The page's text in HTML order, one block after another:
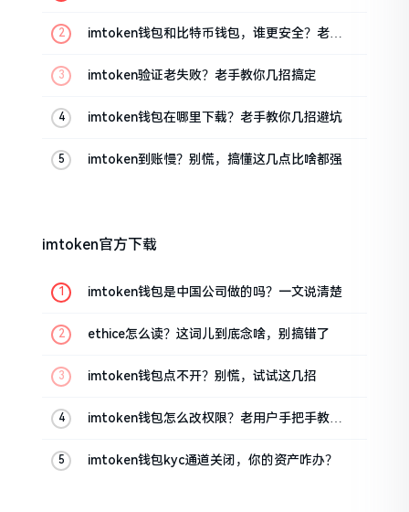
imtoken钱包和比特币钱包，谁更安全？老玩
imtoken验证老失败？老手教你几招搞定
imtoken钱包在哪里下载？老手教你几招避坑
imtoken到账慢？别慌，搞懂这几点比啥都强
imtoken官方下载
imtoken钱包是中国公司做的吗？一文说清楚
ethice怎么读？这词儿到底念啥，别搞错了
imtoken钱包点不开？别慌，试试这几招
imtoken钱包怎么改权限？老用户手把手教你
imtoken钱包kyc通道关闭，你的资产咋办？